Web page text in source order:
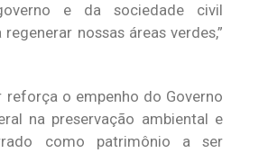
e da sociedade civil
nossas áreas verdes,”
reforça o empenho do Governo
na preservação ambiental e
como patrimônio a ser